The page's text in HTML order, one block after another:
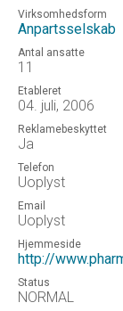
Virksomhedsform
Anpartsselskab
Antal ansatte
11
Etableret
04. juli, 2006
Reklamebeskyttet
Ja
Telefon
Uoplyst
Email
Uoplyst
Hjemmeside
http://
Status
NORMAL